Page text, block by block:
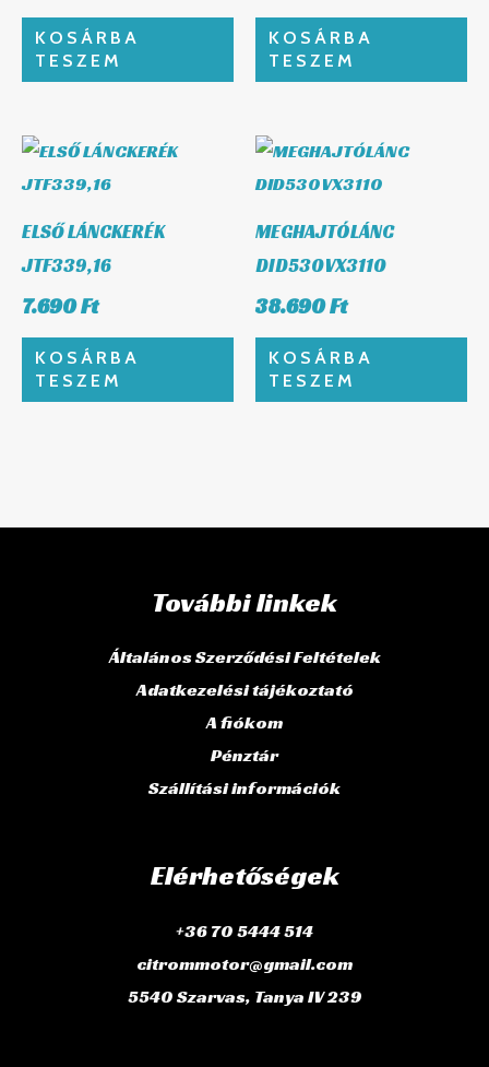
KOSÁRBA
TESZEM
KOSÁRBA
TESZEM
ELSŐ LÁNCKERÉK
JTF339,16
7.690Ft
KOSÁRBA
TESZEM
MEGHAJTÓLÁNC
DID530VX3110
38.690Ft
KOSÁRBA
TESZEM
További linkek
Általános Szerződési Feltételek
Adatkezelési tájékoztató
A fiókom
Pénztár
Szállítási információk
Elérhetőségek
+36 70 5444 514
citrommotor@gmail.com
5540 Szarvas, Tanya IV 239